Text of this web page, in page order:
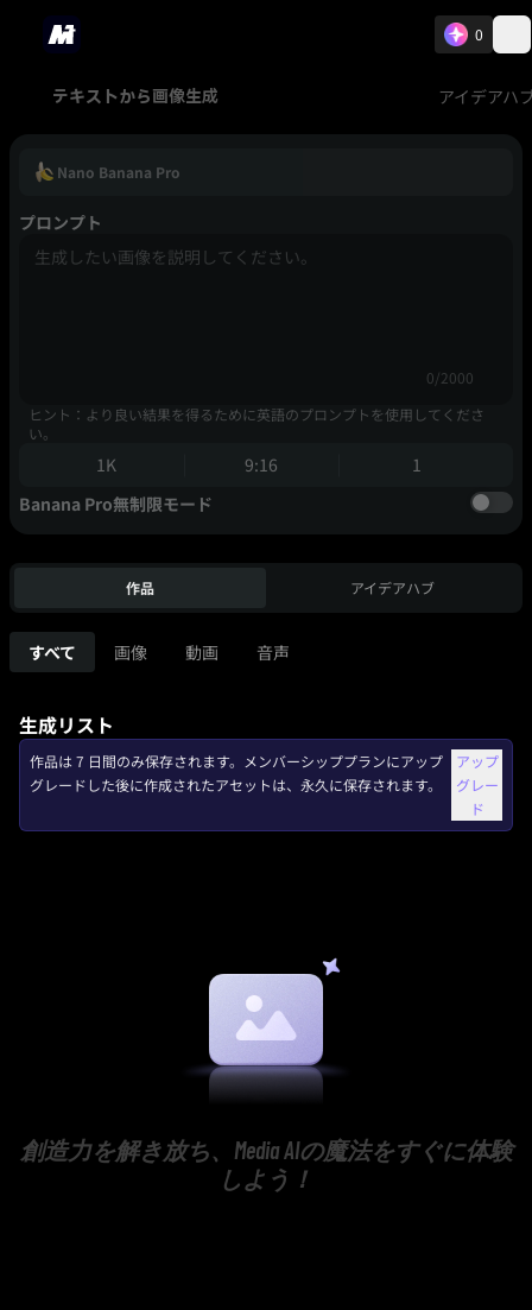
0
テキストから画像生成 アイデアハ
Nano Banana Pro
プロンプト
0/2000
ヒント：より良い結果を得るために英語のプロンプトを使用してくださ
い。
1K 9:16
1
Banana Pro無制限モード
作品 アイデアハブ
すべて 画像 動画 音声
生成リスト
作品は 7 日間のみ保存されます。メンバーシッププランにアップ
グレードした後に作成されたアセットは、永久に保存されます。
アップ
グレー
ド
創造力を解き放ち、Media AIの魔法をすぐに体験
しよう！